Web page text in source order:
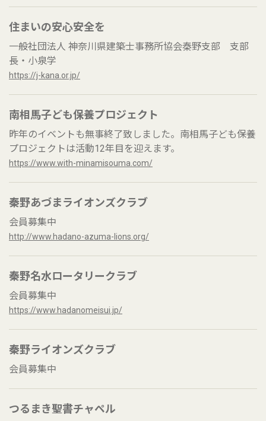
住まいの安心安全を
一般社団法人 神奈川県建築士事務所協会秦野支部 支部
長・小泉学
https://j-kana.or.jp/
南相馬子ども保養プロジェクト
昨年のイベントも無事終了致しました。南相馬子ども保養
プロジェクトは活動12年目を迎えます。
https://www.with-minamisouma.com/
秦野あづまライオンズクラブ
会員募集中
http://www.hadano-azuma-lions.org/
秦野名水ロータリークラブ
会員募集中
https://www.hadanomeisui.jp/
秦野ライオンズクラブ
会員募集中
つるまき聖書チャペル